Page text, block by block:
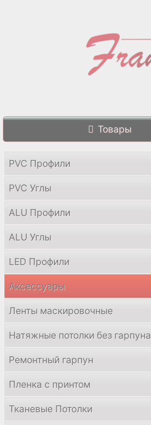
Товары
PVC Профили
PVC Углы
ALU Профили
ALU Углы
LED Профили
Аксессуары
Ленты маскировочные
Натяжные потолки без гарпуна
Ремонтный гарпун
Пленка с принтом
Тканевые Потолки